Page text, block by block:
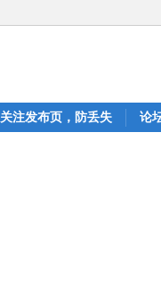
关注发布页，防丢失 论